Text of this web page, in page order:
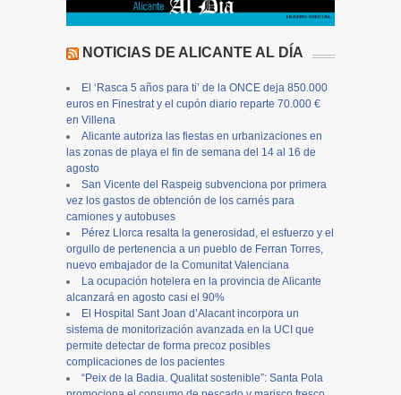
NOTICIAS DE ALICANTE AL DÍA
El ‘Rasca 5 años para ti’ de la ONCE deja 850.000
euros en Finestrat y el cupón diario reparte 70.000 €
en Villena
Alicante autoriza las fiestas en urbanizaciones en
las zonas de playa el fin de semana del 14 al 16 de
agosto
San Vicente del Raspeig subvenciona por primera
vez los gastos de obtención de los carnés para
camiones y autobuses
Pérez Llorca resalta la generosidad, el esfuerzo y el
orgullo de pertenencia a un pueblo de Ferran Torres,
nuevo embajador de la Comunitat Valenciana
La ocupación hotelera en la provincia de Alicante
alcanzará en agosto casi el 90%
El Hospital Sant Joan d’Alacant incorpora un
sistema de monitorización avanzada en la UCI que
permite detectar de forma precoz posibles
complicaciones de los pacientes
“Peix de la Badia. Qualitat sostenible”: Santa Pola